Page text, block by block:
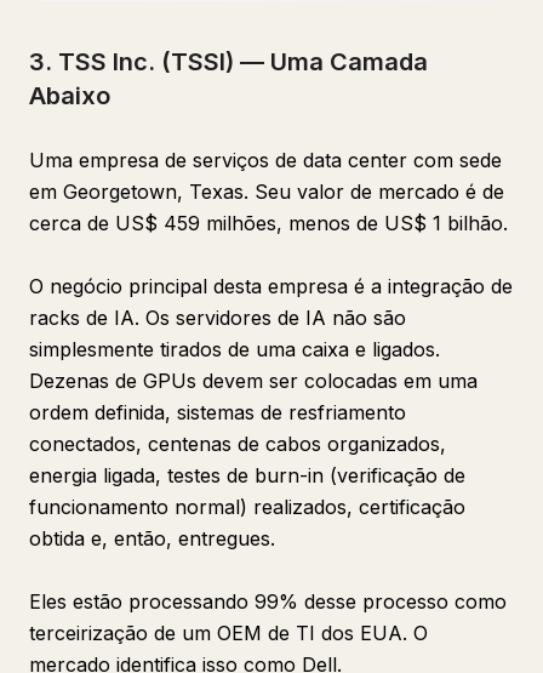
3. TSS Inc. (TSSI) — Uma Camada
Abaixo
Uma empresa de serviços de data center com sede
em Georgetown, Texas. Seu valor de mercado é de
cerca de US$ 459 milhões, menos de US$ 1 bilhão.
O negócio principal desta empresa é a integração de
racks de IA. Os servidores de IA não são
simplesmente tirados de uma caixa e ligados.
Dezenas de GPUs devem ser colocadas em uma
ordem definida, sistemas de resfriamento
conectados, centenas de cabos organizados,
energia ligada, testes de burn-in (verificação de
funcionamento normal) realizados, certificação
obtida e, então, entregues.
Eles estão processando 99% desse processo como
terceirização de um OEM de TI dos EUA. O
mercado identifica isso como Dell.